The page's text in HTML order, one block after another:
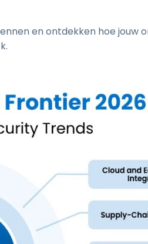
en ontdekken hoe jouw